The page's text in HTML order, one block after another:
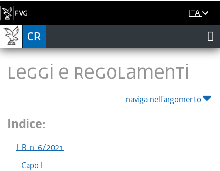
ITA
LEGGI E REGOLAMENTI
naviga nell'argomento
Indice:
L.R. n. 6/2021
Capo I